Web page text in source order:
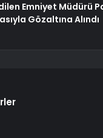
Emniyet Müdürü
Gözaltına Alındı